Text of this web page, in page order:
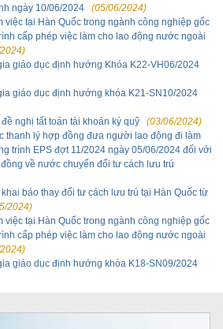
ngày 10/06/2024
(05/06/2024)
việc tại Hàn Quốc trong ngành công nghiệp gốc
cấp phép việc làm cho lao động nước ngoài
giáo dục định hướng Khóa K22-VH06/2024
giáo dục định hướng khóa K21-SN10/2024
nghị tất toán tài khoản ký quỹ
(03/06/2024)
thanh lý hợp đồng đưa người lao động đi làm
trình EPS đợt 11/2024 ngày 05/06/2024 đối với
về nước chuyển đổi tư cách lưu trú
báo thay đổi tư cách lưu trú tại Hàn Quốc từ
2024)
việc tại Hàn Quốc trong ngành công nghiệp gốc
cấp phép việc làm cho lao động nước ngoài
giáo dục định hướng khóa K18-SN09/2024